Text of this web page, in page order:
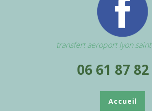
transfert aeroport lyon
06 61 87 82
Accueil